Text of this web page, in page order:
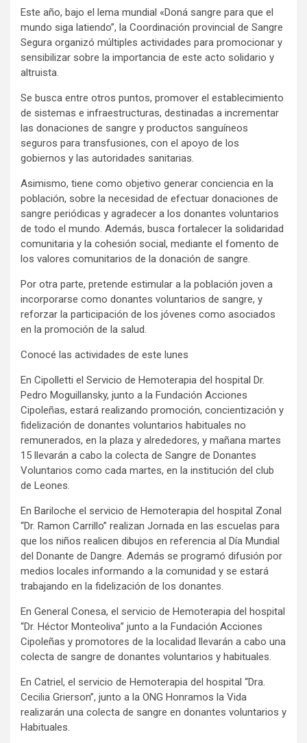
Este año, bajo el lema mundial «Doná sangre para que el
mundo siga latiendo”, la Coordinación provincial de Sangre
Segura organizó múltiples actividades para promocionar y
sensibilizar sobre la importancia de este acto solidario y
altruista.
Se busca entre otros puntos, promover el establecimiento
de sistemas e infraestructuras, destinadas a incrementar
las donaciones de sangre y productos sanguíneos
seguros para transfusiones, con el apoyo de los
gobiernos y las autoridades sanitarias.
Asimismo, tiene como objetivo generar conciencia en la
población, sobre la necesidad de efectuar donaciones de
sangre periódicas y agradecer a los donantes voluntarios
de todo el mundo. Además, busca fortalecer la solidaridad
comunitaria y la cohesión social, mediante el fomento de
los valores comunitarios de la donación de sangre.
Por otra parte, pretende estimular a la población joven a
incorporarse como donantes voluntarios de sangre, y
reforzar la participación de los jóvenes como asociados
en la promoción de la salud.
Conocé las actividades de este lunes
En Cipolletti el Servicio de Hemoterapia del hospital Dr.
Pedro Moguillansky, junto a la Fundación Acciones
Cipoleñas, estará realizando promoción, concientización y
fidelización de donantes voluntarios habituales no
remunerados, en la plaza y alrededores, y mañana martes
15 llevarán a cabo la colecta de Sangre de Donantes
Voluntarios como cada martes, en la institución del club
de Leones.
En Bariloche el servicio de Hemoterapia del hospital Zonal
“Dr. Ramon Carrillo” realizan Jornada en las escuelas para
que los niños realicen dibujos en referencia al Día Mundial
del Donante de Dangre. Además se programó difusión por
medios locales informando a la comunidad y se estará
trabajando en la fidelización de los donantes.
En General Conesa, el servicio de Hemoterapia del hospital
“Dr. Héctor Monteoliva” junto a la Fundación Acciones
Cipoleñas y promotores de la localidad llevarán a cabo una
colecta de sangre de donantes voluntarios y habituales.
En Catriel, el servicio de Hemoterapia del hospital “Dra.
Cecilia Grierson”, junto a la ONG Honramos la Vida
realizarán una colecta de sangre en donantes voluntarios y
Habituales.